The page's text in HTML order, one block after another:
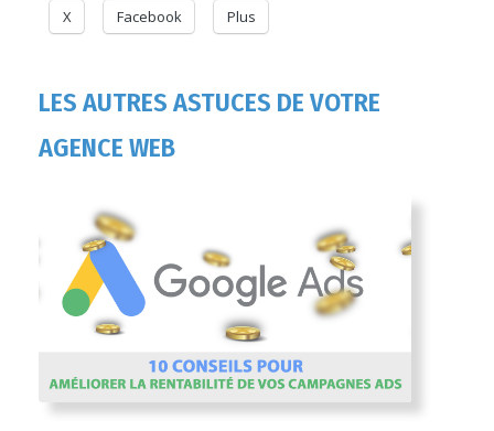
X Facebook Plus
LES AUTRES ASTUCES DE VOTRE
AGENCE WEB